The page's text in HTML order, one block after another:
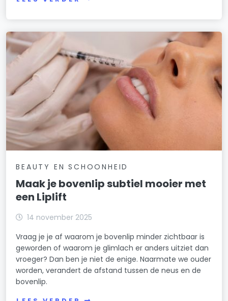
BEAUTY EN SCHOONHEID
Maak je bovenlip subtiel mooier met
een Liplift
14 november 2025
Vraag je je af waarom je bovenlip minder zichtbaar is
geworden of waarom je glimlach er anders uitziet dan
vroeger? Dan ben je niet de enige. Naarmate we ouder
worden, verandert de afstand tussen de neus en de
bovenlip.